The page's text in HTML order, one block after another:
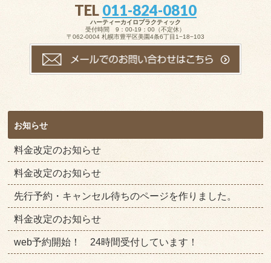
TEL 011-824-0810
ハーティーカイロプラクティック
受付時間 9：00-19：00（不定休）
〒062-0004 札幌市豊平区美園4条6丁目1−18−103
お知らせ
料金改定のお知らせ
料金改定のお知らせ
先行予約・キャンセル待ちのページを作りました。
料金改定のお知らせ
web予約開始！ 24時間受付しています！